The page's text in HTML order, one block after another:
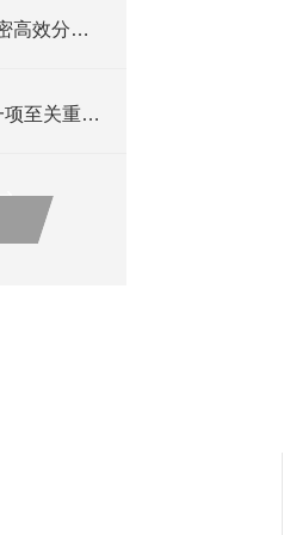
H103大孔树脂：解密高效分离纯化新利器
提取液分离纯化是一项至关重要的技术